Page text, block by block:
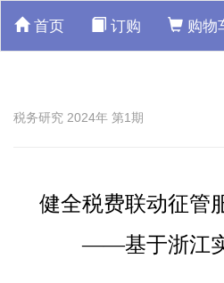
首页 订购 购物
税务研究 2024年 第1期
健全税费联动征管
——基于浙江